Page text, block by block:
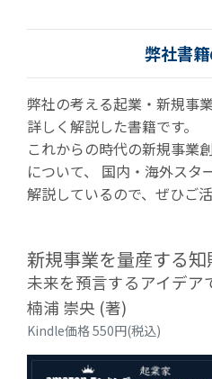
弊社書
弊社の考える起業・新規事
詳しく解説した書籍です。
これからの時代の新規事業
について、 国内・海外スタ
解説しているので、ぜひご
新規事業を量産する
未来を預言するアイデア
楠浦 崇央 (著)
Kindle価格 550円(税込)